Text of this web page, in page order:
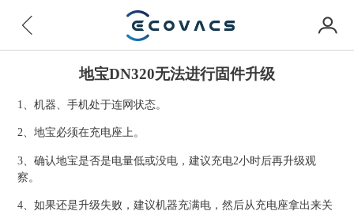
地宝DN320无法进行固件升级
1、机器、手机处于连网状态。
2、地宝必须在充电座上。
3、确认地宝是否是电量低或没电，建议充电2小时后再升级观
察。
4、如果还是升级失败，建议机器充满电，然后从充电座拿出来关